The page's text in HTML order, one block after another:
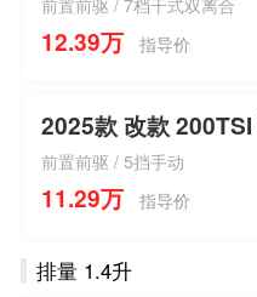
12.39万 指导价
2025款 改款
前置前驱 / 5挡手动
11.29万 指导价
排量 1.4升